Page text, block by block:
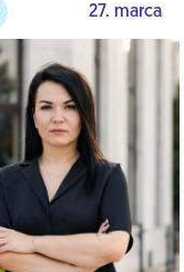
27. marca